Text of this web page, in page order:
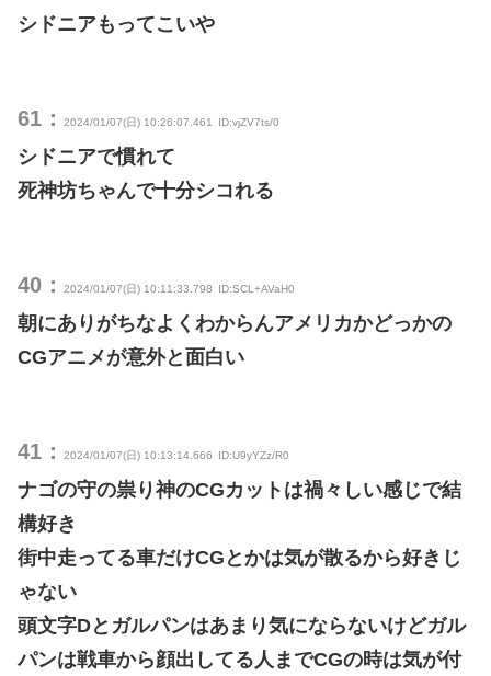
シドニアもってこいや
61： 2024/01/07(日) 10:26:07.461 ID:vjZV7ts/0
シドニアで慣れて
死神坊ちゃんで十分シコれる
40： 2024/01/07(日) 10:11:33.798 ID:SCL+AVaH0
朝にありがちなよくわからんアメリカかどっかの
CGアニメが意外と面白い
41： 2024/01/07(日) 10:13:14.666 ID:U9yYZz/R0
ナゴの守の祟り神のCGカットは禍々しい感じで結
構好き
街中走ってる車だけCGとかは気が散るから好きじ
ゃない
頭文字Dとガルパンはあまり気にならないけどガル
パンは戦車から顔出してる人までCGの時は気が付